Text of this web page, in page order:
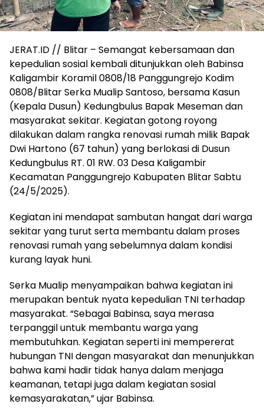
JERAT.ID // Blitar – Semangat kebersamaan dan
kepedulian sosial kembali ditunjukkan oleh Babinsa
Kaligambir Koramil 0808/18 Panggungrejo Kodim
0808/Blitar Serka Mualip Santoso, bersama Kasun
(Kepala Dusun) Kedungbulus Bapak Meseman dan
masyarakat sekitar. Kegiatan gotong royong
dilakukan dalam rangka renovasi rumah milik Bapak
Dwi Hartono (67 tahun) yang berlokasi di Dusun
Kedungbulus RT. 01 RW. 03 Desa Kaligambir
Kecamatan Panggungrejo Kabupaten Blitar Sabtu
(24/5/2025).
Kegiatan ini mendapat sambutan hangat dari warga
sekitar yang turut serta membantu dalam proses
renovasi rumah yang sebelumnya dalam kondisi
kurang layak huni.
Serka Mualip menyampaikan bahwa kegiatan ini
merupakan bentuk nyata kepedulian TNI terhadap
masyarakat. “Sebagai Babinsa, saya merasa
terpanggil untuk membantu warga yang
membutuhkan. Kegiatan seperti ini mempererat
hubungan TNI dengan masyarakat dan menunjukkan
bahwa kami hadir tidak hanya dalam menjaga
keamanan, tetapi juga dalam kegiatan sosial
kemasyarakatan,” ujar Babinsa.